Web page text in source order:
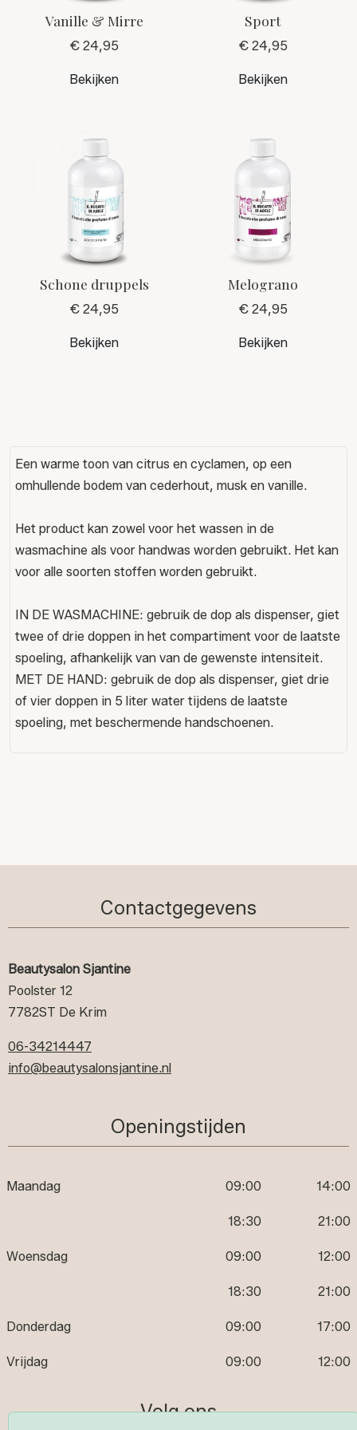
Vanille & Mirre
€ 24,95
Bekijken
Sport
€ 24,95
Bekijken
Schone druppels
€ 24,95
Bekijken
Melograno
€ 24,95
Bekijken
Een warme toon van citrus en cyclamen, op een
omhullende bodem van cederhout, musk en vanille.
Het product kan zowel voor het wassen in de
wasmachine als voor handwas worden gebruikt. Het kan
voor alle soorten stoffen worden gebruikt.
IN DE WASMACHINE: gebruik de dop als dispenser, giet
twee of drie doppen in het compartiment voor de laatste
spoeling, afhankelijk van van de gewenste intensiteit.
MET DE HAND: gebruik de dop als dispenser, giet drie
of vier doppen in 5 liter water tijdens de laatste
spoeling, met beschermende handschoenen.
Contactgegevens
Beautysalon Sjantine
Poolster 12
7782ST De Krim
06-34214447
info@beautysalonsjantine.nl
Openingstijden
Maandag 09:00 14:00
18:30 21:00
Woensdag 09:00 12:00
18:30 21:00
Donderdag 09:00 17:00
Vrijdag 09:00 12:00
Volg ons